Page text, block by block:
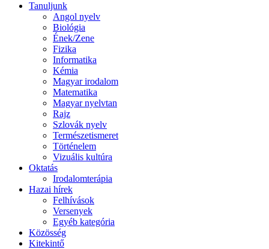
Tanuljunk
Angol nyelv
Biológia
Ének/Zene
Fizika
Informatika
Kémia
Magyar irodalom
Matematika
Magyar nyelvtan
Rajz
Szlovák nyelv
Természetismeret
Történelem
Vizuális kultúra
Oktatás
Irodalomterápia
Hazai hírek
Felhívások
Versenyek
Egyéb kategória
Közösség
Kitekintő